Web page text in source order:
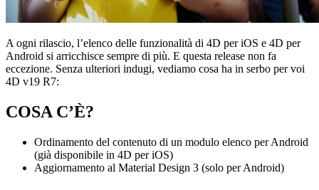
A ogni rilascio, l’elenco delle funzionalità di 4D per iOS e 4D per
Android si arricchisce sempre di più. E questa release non fa
eccezione. Senza ulteriori indugi, vediamo cosa ha in serbo per voi
4D v19 R7:
COSA C’È?
Ordinamento del contenuto di un modulo elenco per Android
(già disponibile in 4D per iOS)
Aggiornamento al Material Design 3 (solo per Android)